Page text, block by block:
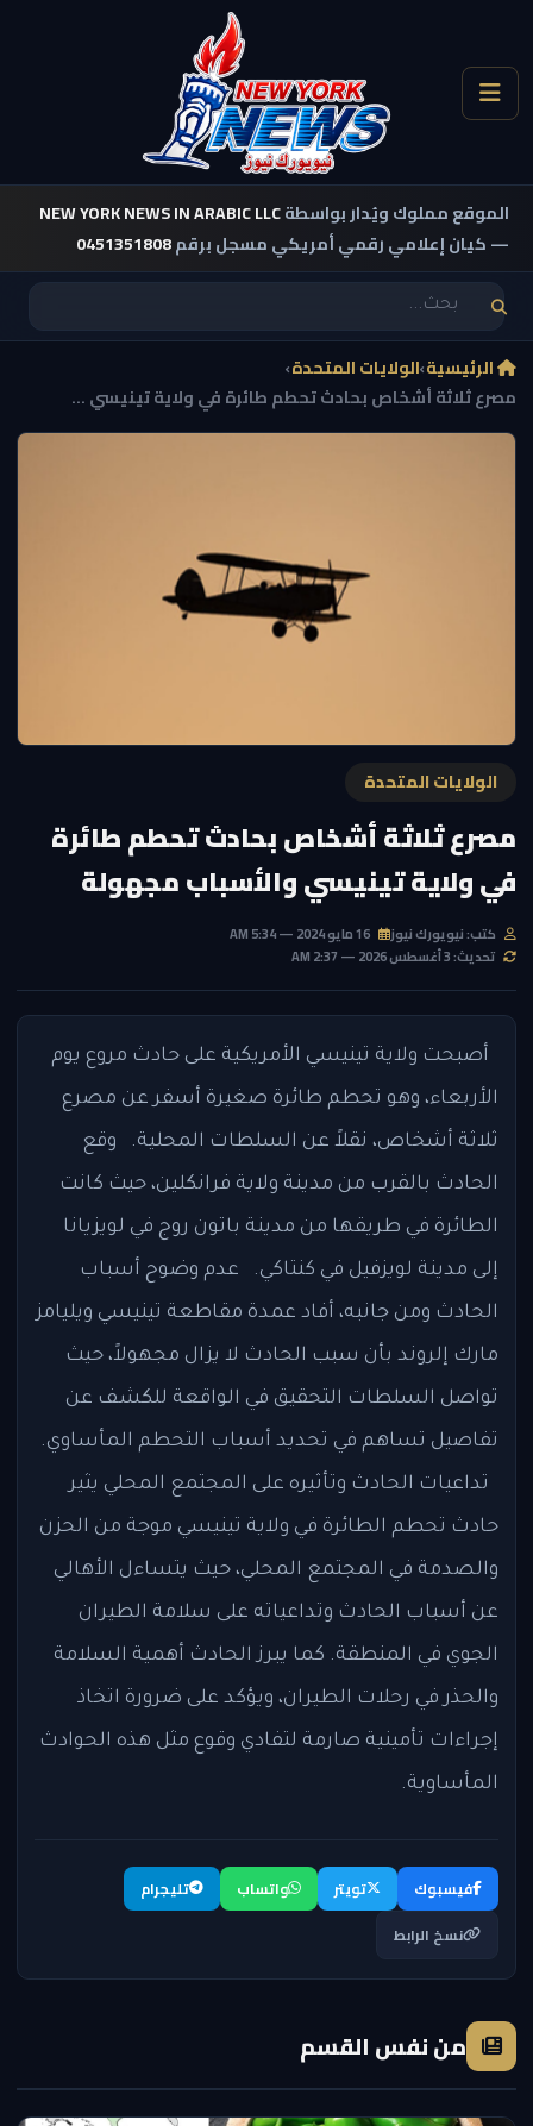
الموقع مملوك ويُدار بواسطةNEW YORK NEWS IN ARABIC LLC
— كيان إعلامي رقمي أمريكي مسجل برقم0451351808
الرئيسية›الولايات المتحدة›
مصرع ثلاثة أشخاص بحادث تحطم طائرة في ولاية تينيسي ...
الولايات المتحدة
مصرع ثلاثة أشخاص بحادث تحطم طائرة
في ولاية تينيسي والأسباب مجهولة
كتب: نيويورك نيوز
تحديث: 3 أغسطس 2026 — 2:37 AM
أصبحت ولاية تينيسي الأمريكية على حادث مروع يوم
الأربعاء، وهو تحطم طائرة صغيرة أسفر عن مصرع
ثلاثة أشخاص، نقلاً عن السلطات المحلية. وقع
الحادث بالقرب من مدينة ولاية فرانكلين، حيث كانت
الطائرة في طريقها من مدينة باتون روج في لويزيانا
إلى مدينة لويزفيل في كنتاكي. عدم وضوح أسباب
الحادث ومن جانبه، أفاد عمدة مقاطعة تينيسي ويليامز
مارك إلروند بأن سبب الحادث لا يزال مجهولاً، حيث
تواصل السلطات التحقيق في الواقعة للكشف عن
تفاصيل تساهم في تحديد أسباب التحطم المأساوي.
تداعيات الحادث وتأثيره على المجتمع المحلي يثير
حادث تحطم الطائرة في ولاية تينيسي موجة من الحزن
والصدمة في المجتمع المحلي، حيث يتساءل الأهالي
عن أسباب الحادث وتداعياته على سلامة الطيران
الجوي في المنطقة. كما يبرز الحادث أهمية السلامة
والحذر في رحلات الطيران، ويؤكد على ضرورة اتخاذ
إجراءات تأمينية صارمة لتفادي وقوع مثل هذه الحوادث
المأساوية.
فيسبوك تويتر واتساب
تليجرام
نسخ الرابط
من نفس القسم